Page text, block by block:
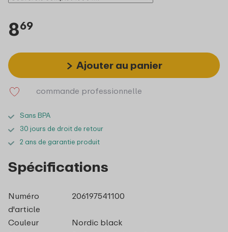
869
Ajouter au panier
commande professionnelle
Sans BPA
30 jours de droit de retour
2 ans de garantie produit
Spécifications
Numéro
d'article
206197541100
Couleur
Nordic black